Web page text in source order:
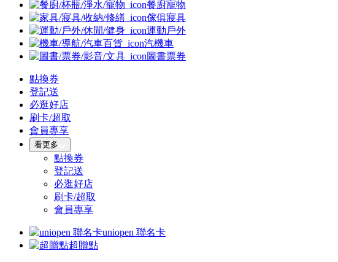
餐廚寵物
傢俱寢具
運動戶外
汽機車
圖書票券
點換券
登記送
必逛好店
刷卡/超取
會員專享
看更多
點換券
登記送
必逛好店
刷卡/超取
會員專享
uniopen 聯名卡
超贈點